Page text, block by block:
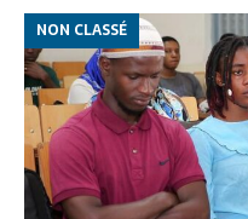
NON CLASSÉ